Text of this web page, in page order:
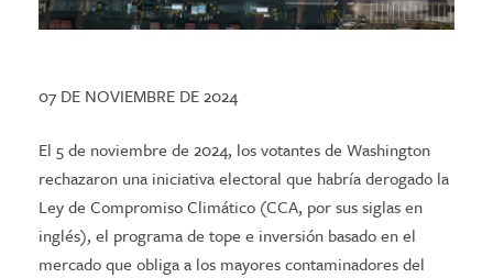
07 DE NOVIEMBRE DE 2024
El 5 de noviembre de 2024, los votantes de Washington
rechazaron una iniciativa electoral que habría derogado la
Ley de Compromiso Climático (CCA, por sus siglas en
inglés), el programa de tope e inversión basado en el
mercado que obliga a los mayores contaminadores del